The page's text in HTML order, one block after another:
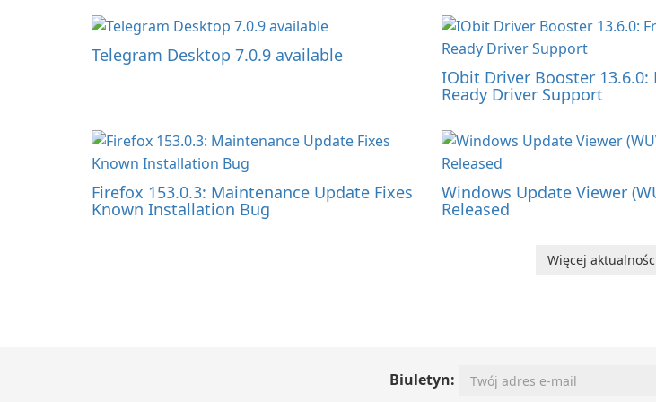
Telegram Desktop 7.0.9 available
IObit Driver Booster 13.6.0:
Ready Driver Support
Firefox 153.0.3: Maintenance Update Fixes
Known Installation Bug
Windows Update Viewer
Released
Więcej
Biuletyn: